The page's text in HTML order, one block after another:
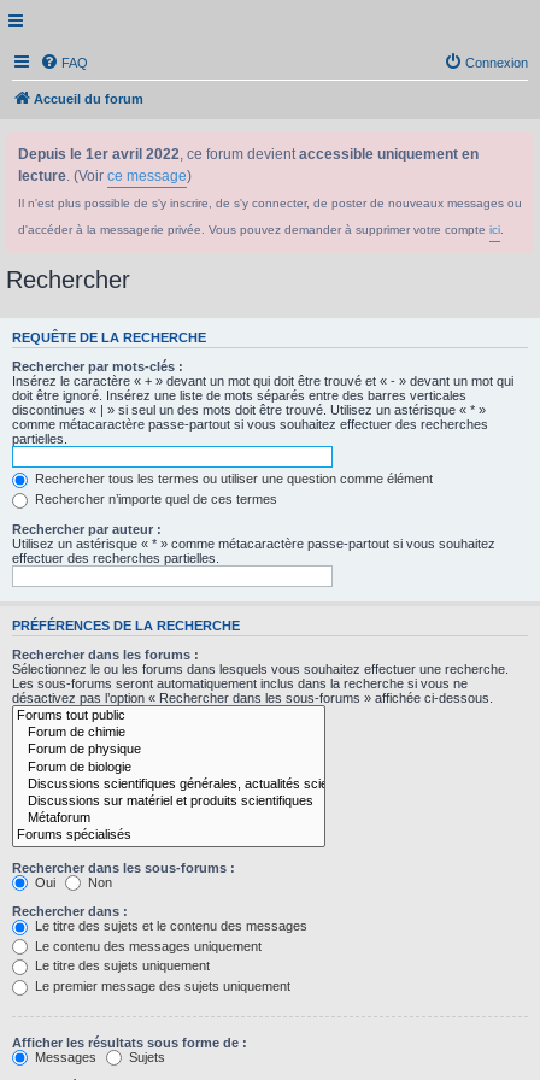
FAQ Connexion
Accueil du forum
Depuis le 1er avril 2022, ce forum devientaccessible uniquement en
lecture. (Voir ce message)
Il n'est plus possible de s'y inscrire, de s'y connecter, de poster de nouveaux messages ou
d'accéder à la messagerie privée. Vous pouvez demander à supprimer votre compte ici
Rechercher
REQUÊTE DE LA RECHERCHE
Rechercher par mots-clés :
Insérez le caractère « + » devant un mot qui doit être trouvé et « - » devant un mot qui
doit être ignoré. Insérez une liste de mots séparés entre des barres verticales
discontinues « | » si seul un des mots doit être trouvé. Utilisez un astérisque « * »
comme métacaractère passe-partout si vous souhaitez effectuer des recherches
partielles.
Rechercher tous les termes ou utiliser une question comme élément
Rechercher n’importe quel de ces termes
Rechercher par auteur :
Utilisez un astérisque « * » comme métacaractère passe-partout si vous souhaitez
effectuer des recherches partielles.
PRÉFÉRENCES DE LA RECHERCHE
Rechercher dans les forums :
Sélectionnez le ou les forums dans lesquels vous souhaitez effectuer une recherche.
Les sous-forums seront automatiquement inclus dans la recherche si vous ne
désactivez pas l’option « Rechercher dans les sous-forums » affichée ci-dessous.
Rechercher dans les sous-forums :
Oui
Non
Rechercher dans :
Le titre des sujets et le contenu des messages
Le contenu des messages uniquement
Le titre des sujets uniquement
Le premier message des sujets uniquement
Afficher les résultats sous forme de :
Messages
Sujets